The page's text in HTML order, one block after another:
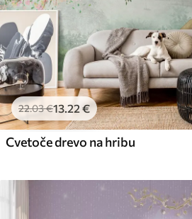
22.03€13.22€
Cvetoče drevo na hribu